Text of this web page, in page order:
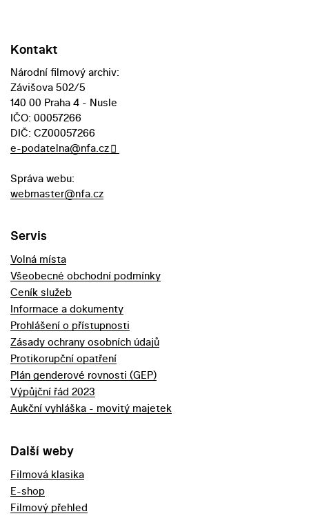
Kontakt
Národní filmový archiv:
Závišova 502/5
140 00 Praha 4 - Nusle
IČO: 00057266
DIČ: CZ00057266
e-podatelna@nfa.cz
Správa webu:
webmaster@nfa.cz
Servis
Volná místa
Všeobecné obchodní podmínky
Ceník služeb
Informace a dokumenty
Prohlášení o přístupnosti
Zásady ochrany osobních údajů
Protikorupční opatření
Plán genderové rovnosti (GEP)
Výpůjční řád 2023
Aukční vyhláška - movitý majetek
Další weby
Filmová klasika
E-shop
Filmový přehled